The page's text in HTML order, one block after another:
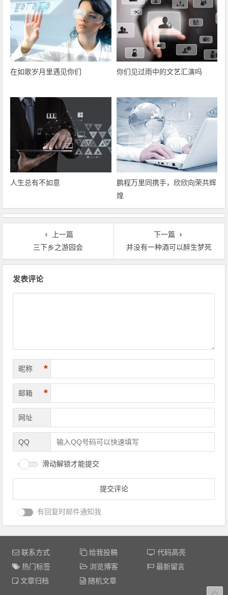
在如歌岁月里遇见你们 你们见过雨中的文艺汇演吗
人生总有不如意
鹏程万里同携手，欣欣向荣共辉
煌
上一篇
三下乡之游园会
下一篇
并没有一种酒可以醉生梦死
发表评论
昵称 *
邮箱 *
网址
QQ
滑动解锁才能提交
有回复时邮件通知我
联系方式 给我投稿
代码高亮
热门标签
浏览博客
最新留言
文章归档
随机文章